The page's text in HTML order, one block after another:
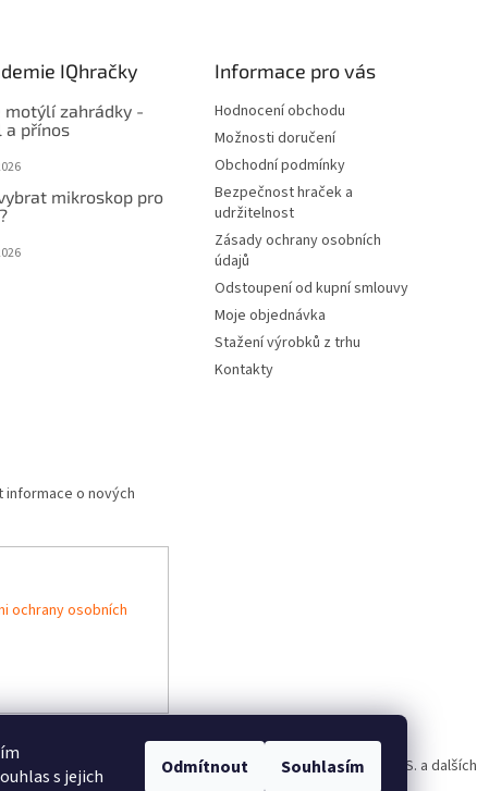
s jejich
Odmítnout Souhlasím
IQhračky
motýlí zahrádky -
a přínos
mikroskop pro
Informace pro vás
Hodnocení obchodu
Možnosti doručení
Obchodní podmínky
Bezpečnost hraček a
udržitelnost
Zásady ochrany osobních
údajů
Odstoupení od kupní smlouvy
Moje objednávka
Stažení výrobků z trhu
Kontakty
informace o nových
ochrany osobních
France, Brainstorm Toys, Insect Lore, World Alive, T.A.O.S. a dalších